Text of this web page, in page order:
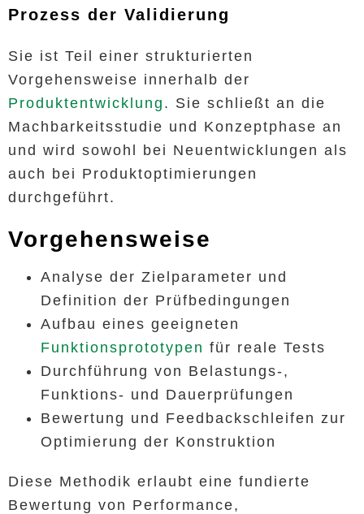
Prozess der Validierung
Sie ist Teil einer strukturierten
Vorgehensweise innerhalb der
Produktentwicklung . Sie schließt an die
Machbarkeitsstudie und Konzeptphase an
und wird sowohl bei Neuentwicklungen als
auch bei Produktoptimierungen
durchgeführt.
Vorgehensweise
Analyse der Zielparameter und
Definition der Prüfbedingungen
Aufbau eines geeigneten
Funktionsprototypen für reale Tests
Durchführung von Belastungs-,
Funktions- und Dauerprüfungen
Bewertung und Feedbackschleifen zur
Optimierung der Konstruktion
Diese Methodik erlaubt eine fundierte
Bewertung von Performance,